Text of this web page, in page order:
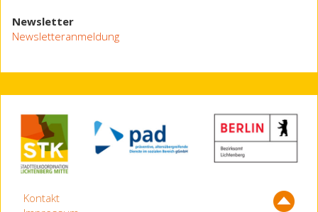
Newsletter
Newsletteranmeldung
Kontakt